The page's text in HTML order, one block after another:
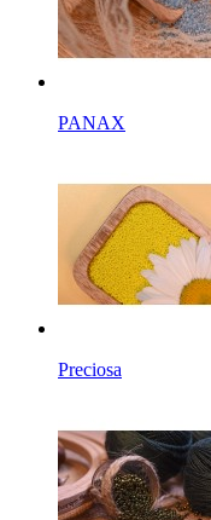
PANAX
Preciosa